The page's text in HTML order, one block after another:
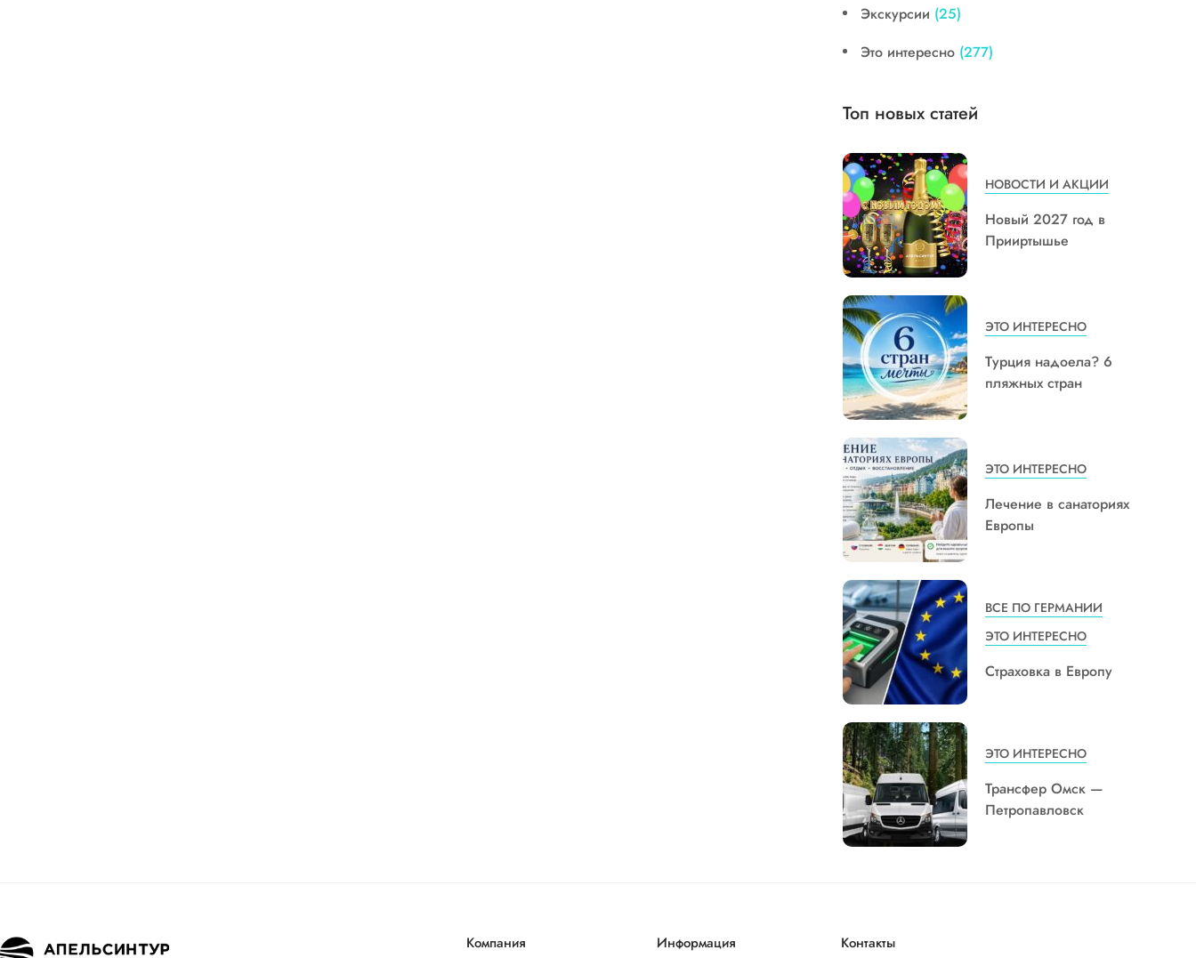
Экскурсии (25)
Это интересно (277)
Топ новых статей
НОВОСТИ И АКЦИИ
Новый 2027 год в
Прииртышье
ЭТО ИНТЕРЕСНО
Турция надоела? 6
пляжных стран
ЭТО ИНТЕРЕСНО
Лечение в санаториях
Европы
ВСЕ ПО ГЕРМАНИИ
ЭТО ИНТЕРЕСНО
Страховка в Европу
ЭТО ИНТЕРЕСНО
Трансфер Омск —
Петропавловск
Компания Информация Контакты